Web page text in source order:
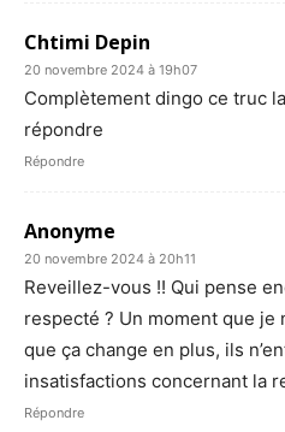
Chtimi Depin
20 novembre 2024 à 19h07
Complètement dingo ce truc
répondre
Répondre
Anonyme
20 novembre 2024 à 20h11
Reveillez-vous !! Qui pense
respecté ? Un moment que
que ça change en plus, ils
insatisfactions concernant la
Répondre